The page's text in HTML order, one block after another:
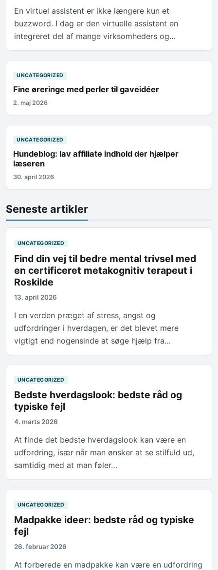
En virtuel assistent er ikke længere kun et
buzzword. I dag er den virtuelle assistent en
integreret del af mange virksomheders og…
UNCATEGORIZED
Fine øreringe med perler til gaveidéer
2. maj 2026
UNCATEGORIZED
Hundeblog: lav affiliate indhold der hjælper
læseren
30. april 2026
Seneste artikler
UNCATEGORIZED
Find din vej til bedre mental trivsel med
en certificeret metakognitiv terapeut i
Roskilde
13. april 2026
I en verden præget af stress, angst og
udfordringer i hverdagen, er det blevet mere
vigtigt end nogensinde at søge hjælp fra…
UNCATEGORIZED
Bedste hverdagslook: bedste råd og
typiske fejl
4. marts 2026
At finde det bedste hverdagslook kan være en
udfordring, især når man ønsker at se stilfuld ud,
samtidig med at man føler…
UNCATEGORIZED
Madpakke ideer: bedste råd og typiske
fejl
26. februar 2026
At forberede en madpakke kan være en udfordring